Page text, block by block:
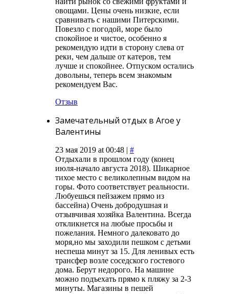
овощами. Цены очень низкие, если
сравнивать с нашими Питерскими.
Повезло с погодой, море было
спокойное и чистое, особенно я
рекомендую идти в сторону слева от
реки, чем дальше от катеров, тем
лучше и спокойнее. Отпуском остались
довольны, теперь всем знакомым
рекомендуем Вас.
Отзыв
Замечательный отдых в Агое у
Валентины
23 мая 2019 at 00:48 | #
Отдыхали в прошлом году (конец
июля-начало августа 2018). Шикарное
тихое место с великолепным видом на
горы. Фото соответствует реальности.
Любуешься пейзажем прямо из
бассейна) Очень добродушная и
отзывчивая хозяйка Валентина. Всегда
откликнется на любые просьбы и
пожелания. Немного далековато до
моря,но мы заходили пешком с детьми
неспеша минут за 15. Для ленивых есть
трансфер возле соседского гостевого
дома. Берут недорого. На машине
можно подъехать прямо к пляжу за 2-3
минуты. Магазины в пешей